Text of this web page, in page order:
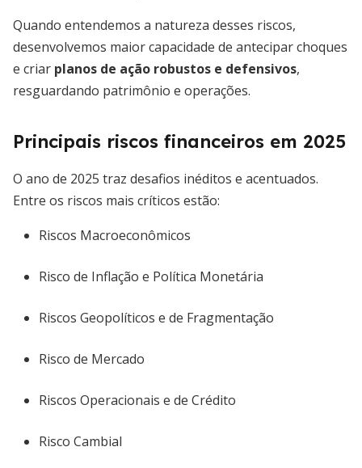
Quando entendemos a natureza desses riscos,
desenvolvemos maior capacidade de antecipar choques
e criar planos de ação robustos e defensivos,
resguardando patrimônio e operações.
Principais riscos financeiros em 2025
O ano de 2025 traz desafios inéditos e acentuados.
Entre os riscos mais críticos estão:
Riscos Macroeconômicos
Risco de Inflação e Política Monetária
Riscos Geopolíticos e de Fragmentação
Risco de Mercado
Riscos Operacionais e de Crédito
Risco Cambial